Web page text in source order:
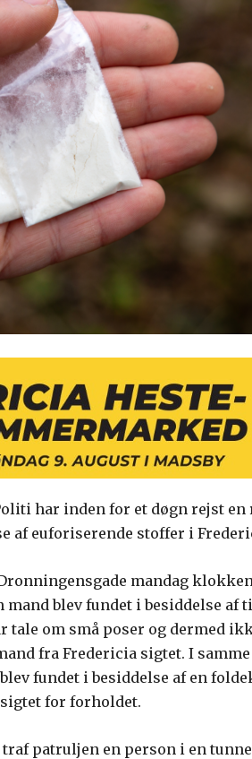
har inden for et døgn rejst
af euforiserende stoffer i
mandag klokken
blev fundet i besiddelse af ti
tale om små poser og dermed
fra Fredericia sigtet. I
fundet i besiddelse af en
for forholdet.
traf patruljen en person i en